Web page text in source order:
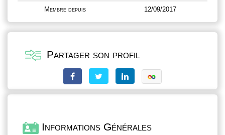
Membre depuis 12/09/2017
Partager son profil
Informations Générales